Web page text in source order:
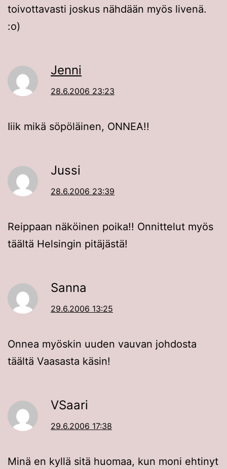
toivottavasti joskus nähdään myös livenä.
:o)
Jenni
28.6.2006 23:23
Iiik mikä söpöläinen, ONNEA!!
Jussi
28.6.2006 23:39
Reippaan näköinen poika!! Onnittelut myös
täältä Helsingin pitäjästä!
Sanna
29.6.2006 13:25
Onnea myöskin uuden vauvan johdosta
täältä Vaasasta käsin!
VSaari
29.6.2006 17:38
Minä en kyllä sitä huomaa, kun moni ehtinyt